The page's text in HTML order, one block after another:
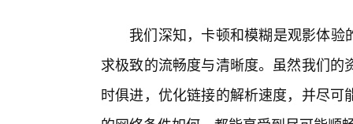
我们深知，卡顿和模糊是观影体
求极致的流畅度与清晰度。虽然我们
时俱进，优化链接的解析速度，并尽